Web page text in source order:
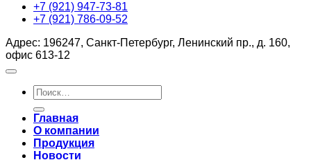
+7 (921) 947-73-81
+7 (921) 786-09-52
Адрес: 196247, Санкт-Петербург, Ленинский пр., д. 160,
офис 613-12
Искать:
Главная
О компании
Продукция
Новости